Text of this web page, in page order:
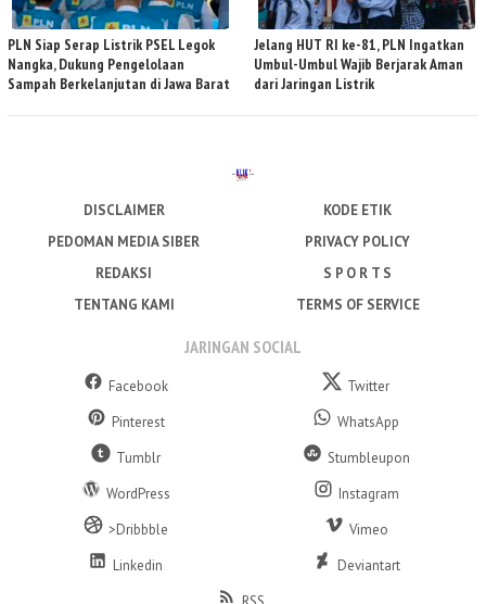
PLN Siap Serap Listrik PSEL Legok
Nangka, Dukung Pengelolaan
Sampah Berkelanjutan di Jawa Barat
Jelang HUT RI ke-81, PLN Ingatkan
Umbul-Umbul Wajib Berjarak Aman
dari Jaringan Listrik
DISCLAIMER
KODE ETIK
PEDOMAN MEDIA SIBER
PRIVACY POLICY
REDAKSI
S P O R T S
TENTANG KAMI
TERMS OF SERVICE
JARINGAN SOCIAL
Facebook
Twitter
Pinterest
WhatsApp
Tumblr
Stumbleupon
WordPress
Instagram
>Dribbble
Vimeo
Linkedin
Deviantart